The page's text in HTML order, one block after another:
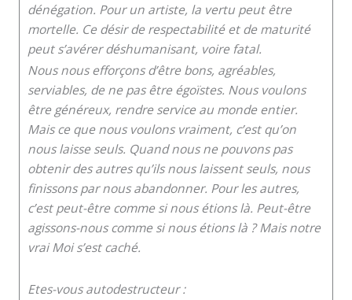
dénégation. Pour un artiste, la vertu peut être
mortelle. Ce désir de respectabilité et de maturité
peut s’avérer déshumanisant, voire fatal.
Nous nous efforçons d’être bons, agréables,
serviables, de ne pas être égoïstes. Nous voulons
être généreux, rendre service au monde entier.
Mais ce que nous voulons vraiment, c’est qu’on
nous laisse seuls. Quand nous ne pouvons pas
obtenir des autres qu’ils nous laissent seuls, nous
finissons par nous abandonner. Pour les autres,
c’est peut-être comme si nous étions là. Peut-être
agissons-nous comme si nous étions là ? Mais notre
vrai Moi s’est caché.
Etes-vous autodestructeur :